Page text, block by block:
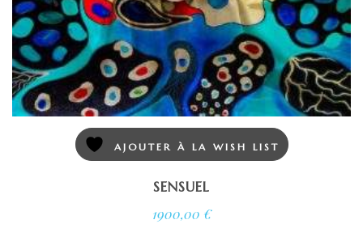
AJOUTER À LA WISH LIST
SENSUEL
1900,00 €